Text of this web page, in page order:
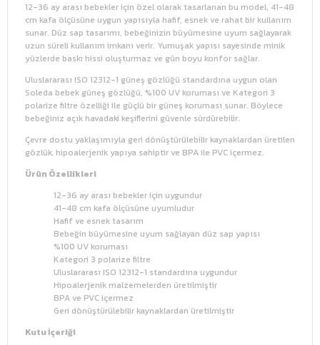
12-36 ay arası bebekler için özel olarak tasarlanan bu model, 41-48
cm kafa ölçüsüne uygun yapısıyla hafif, esnek ve rahat bir kullanım
sunar. Düz sap tasarımı, bebeğinizin büyümesine uyum sağlayarak
uzun süreli kullanım imkanı verir. Yumuşak yapısı sayesinde minik
yüzlerde baskı hissi oluşturmaz ve gün boyu konfor sağlar.
Uluslararası ISO 12312-1 güneş gözlüğü standardına uygun olan
Soleda bebek güneş gözlüğü, %100 UV koruması ve Kategori 3
polarize filtre özelliği ile güçlü bir güneş koruması sunar. Böylece
bebeğiniz açık havadaki keşiflerini güvenle sürdürebilir.
Çevre dostu yaklaşımıyla geri dönüştürülebilir kaynaklardan üretilen
gözlük, hipoalerjenik yapıya sahiptir ve BPA ile PVC içermez.
Ürün Özellikleri
12-36 ay arası bebekler için uygundur
41-48 cm kafa ölçüsüne uyumludur
Hafif ve esnek tasarım
Bebeğin büyümesine uyum sağlayan düz sap yapısı
%100 UV koruması
Kategori 3 polarize filtre
Uluslararası ISO 12312-1 standardına uygundur
Hipoalerjenik malzemelerden üretilmiştir
BPA ve PVC içermez
Geri dönüştürülebilir kaynaklardan üretilmiştir
Kutu İçeriği